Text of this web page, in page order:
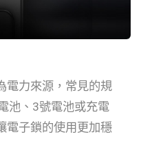
電力來源，常見的規
池、3號電池或充電
電子鎖的使用更加穩